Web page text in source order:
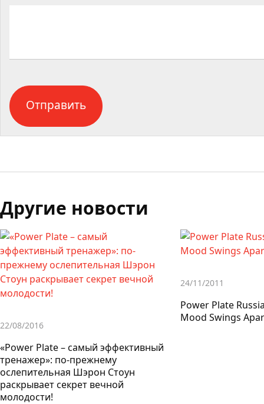
Другие новости
22/08/2016
«Power Plate – самый эффективный
тренажер»: по-прежнему
ослепительная Шэрон Стоун
раскрывает секрет вечной
молодости!
24/11/2011
Power Plate
Mood Swings